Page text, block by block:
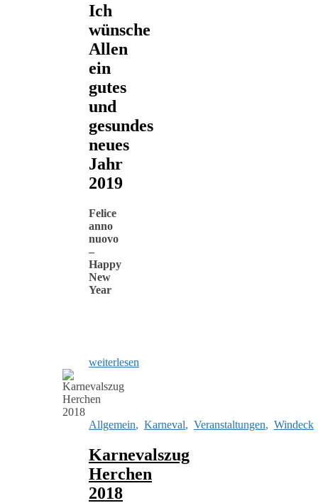
Ich
wünsche
Allen
ein
gutes
und
gesundes
neues
Jahr
2019
Felice
anno
nuovo
–
Happy
New
Year
weiterlesen
Allgemein, Karneval, Veranstaltungen, Windeck
Karnevalszug
Herchen
2018